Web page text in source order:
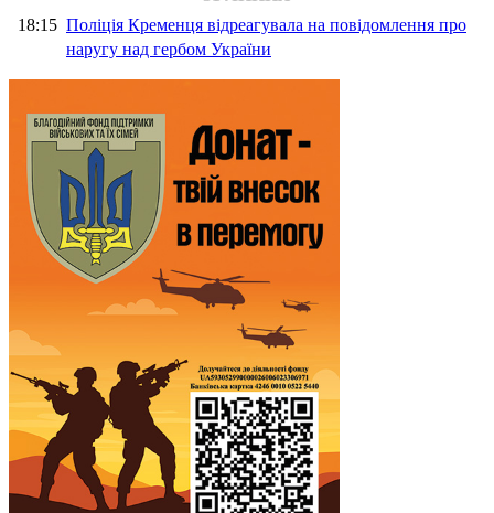
18:15 Поліція Кременця відреагувала на повідомлення про
наругу над гербом України